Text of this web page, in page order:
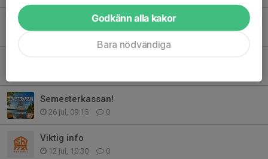
Försäsong dam och herr
5 aug, 13:19 0
Semesterkassan!
26 jul, 09:15 0
Viktig info
12 jul, 10:30 0
Godkänn alla kakor
Bara nödvändiga